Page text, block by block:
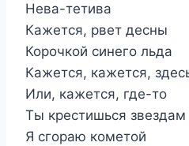
Нева-тетива
Кажется, рвет десны
Корочкой синего льда
Кажется, кажется,
Или, кажется, где-то
Ты крестишься звездам
Я сгораю кометой